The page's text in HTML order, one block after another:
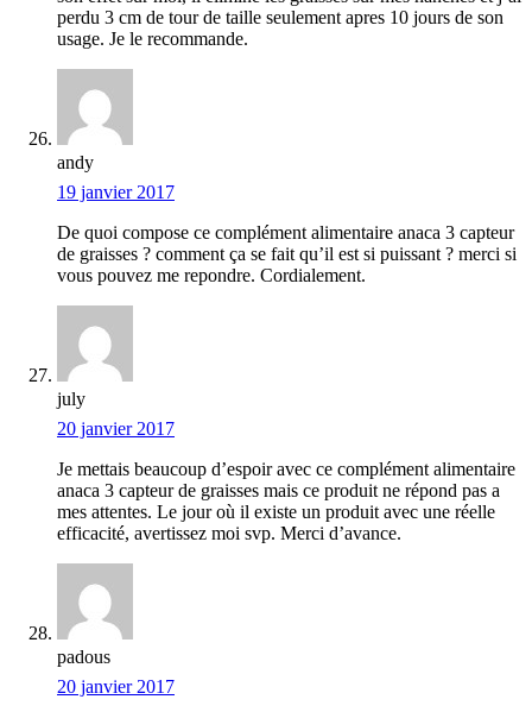
perdu 3 cm de tour de taille seulement apres 10 jours de son
usage. Je le recommande.
andy
19 janvier 2017
De quoi compose ce complément alimentaire anaca 3 capteur
de graisses ? comment ça se fait qu’il est si puissant ? merci si
vous pouvez me repondre. Cordialement.
july
20 janvier 2017
Je mettais beaucoup d’espoir avec ce complément alimentaire
anaca 3 capteur de graisses mais ce produit ne répond pas a
mes attentes. Le jour où il existe un produit avec une réelle
efficacité, avertissez moi svp. Merci d’avance.
padous
20 janvier 2017